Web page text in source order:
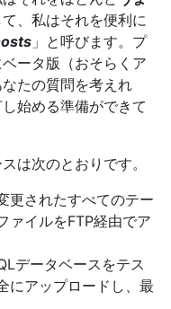
、私はそれを便利に
」と呼びます。プ
ータ版（おそらくア
たの質問を考えれ
始める準備ができて
は次のとおりです。
更されたすべてのテー
ァイルをFTP経由でア
データベースをテス
にアップロードし、最